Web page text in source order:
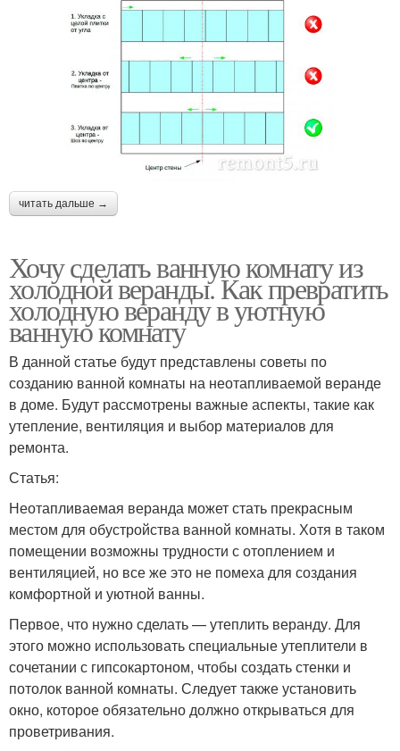
читать дальше →
Хочу сделать ванную комнату из
холодной веранды. Как превратить
холодную веранду в уютную
ванную комнату
В данной статье будут представлены советы по
созданию ванной комнаты на неотапливаемой веранде
в доме. Будут рассмотрены важные аспекты, такие как
утепление, вентиляция и выбор материалов для
ремонта.
Статья:
Неотапливаемая веранда может стать прекрасным
местом для обустройства ванной комнаты. Хотя в таком
помещении возможны трудности с отоплением и
вентиляцией, но все же это не помеха для создания
комфортной и уютной ванны.
Первое, что нужно сделать — утеплить веранду. Для
этого можно использовать специальные утеплители в
сочетании с гипсокартоном, чтобы создать стенки и
потолок ванной комнаты. Следует также установить
окно, которое обязательно должно открываться для
проветривания.